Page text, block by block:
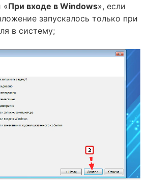
«При входе в Windows», если
запускалось только при
в систему;